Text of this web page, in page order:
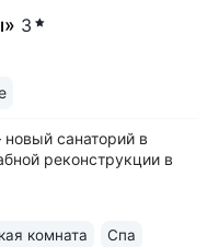
3
санаторий в
реконструкции в
комната Спа